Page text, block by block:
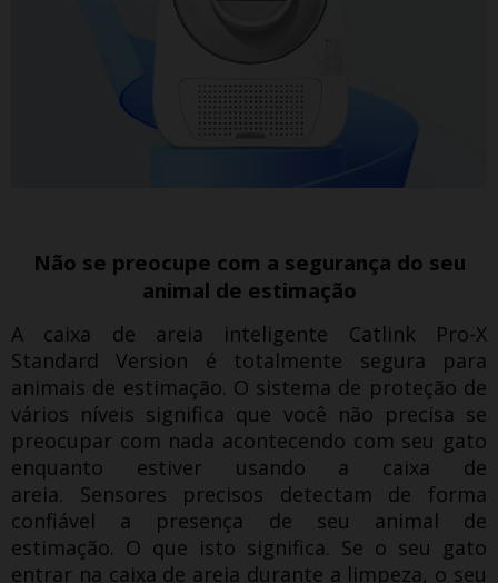
Não se preocupe com a segurança do seu
animal de estimação
A caixa de areia inteligente Catlink Pro-X
Standard Version é totalmente segura para
animais de estimação. O sistema de proteção de
vários níveis significa que você não precisa se
preocupar com nada acontecendo com seu gato
enquanto estiver usando a caixa de
areia. Sensores precisos detectam de forma
confiável a presença de seu animal de
estimação. O que isto significa. Se o seu gato
entrar na caixa de areia durante a limpeza, o seu